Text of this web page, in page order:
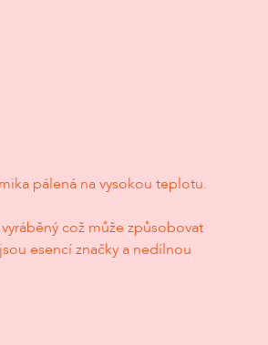
pálená na vysokou teplotu.
což může způsobovat
esencí značky a nedílnou